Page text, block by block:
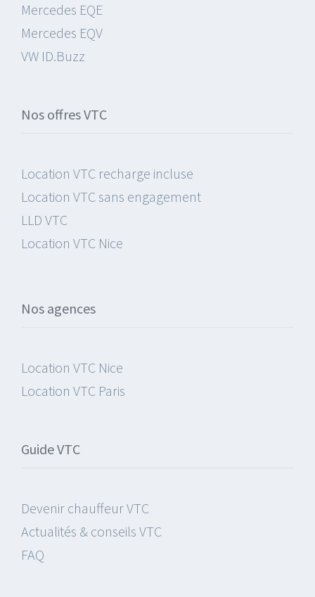
Mercedes EQE
Mercedes EQV
VW ID.Buzz
Nos offres VTC
Location VTC recharge incluse
Location VTC sans engagement
LLD VTC
Location VTC Nice
Nos agences
Location VTC Nice
Location VTC Paris
Guide VTC
Devenir chauffeur VTC
Actualités & conseils VTC
FAQ